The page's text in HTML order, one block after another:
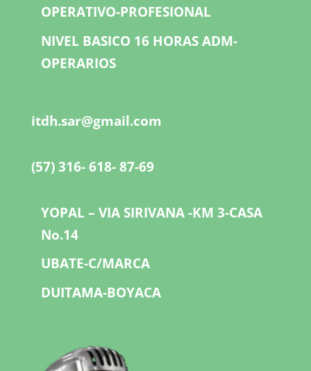
OPERATIVO-PROFESIONAL
NIVEL BASICO 16 HORAS ADM-
OPERARIOS
itdh.sar@gmail.com
(57) 316- 618- 87-69
YOPAL – VIA SIRIVANA -KM 3-CASA
No.14
UBATE-C/MARCA
DUITAMA-BOYACA